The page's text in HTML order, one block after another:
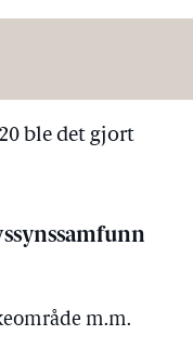
ble det gjort
m.m.